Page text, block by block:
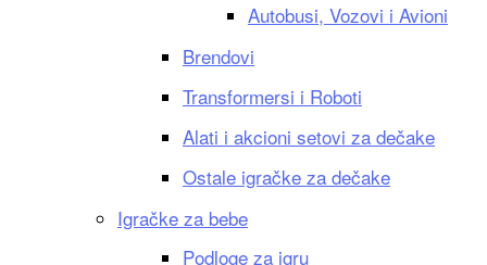
Autobusi, Vozovi i Avioni
Brendovi
Transformersi i Roboti
Alati i akcioni setovi za dečake
Ostale igračke za dečake
Igračke za bebe
Podloge za igru